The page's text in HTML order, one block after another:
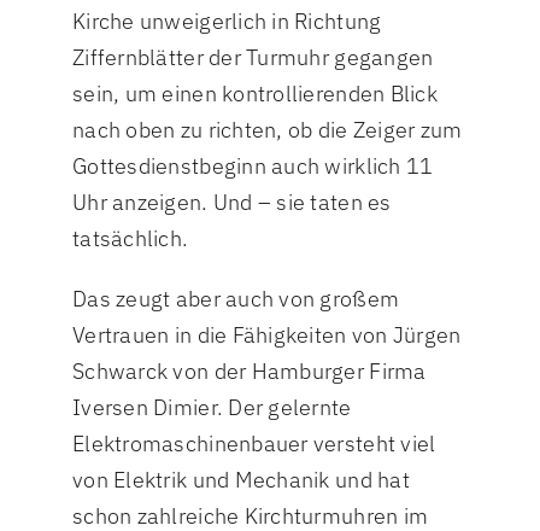
Kirche unweigerlich in Richtung
Ziffernblätter der Turmuhr gegangen
sein, um einen kontrollierenden Blick
nach oben zu richten, ob die Zeiger zum
Gottesdienstbeginn auch wirklich 11
Uhr anzeigen. Und – sie taten es
tatsächlich.
Das zeugt aber auch von großem
Vertrauen in die Fähigkeiten von Jürgen
Schwarck von der Hamburger Firma
Iversen Dimier. Der gelernte
Elektromaschinenbauer versteht viel
von Elektrik und Mechanik und hat
schon zahlreiche Kirchturmuhren im